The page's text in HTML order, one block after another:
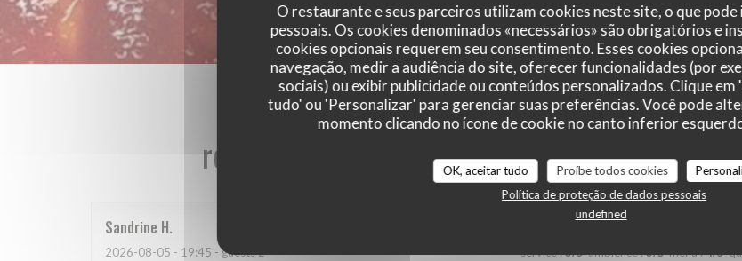
O restaurante e seus parceiros utilizam cookies neste site, o que
pessoais. Os cookies denominados «necessários» são obrigatórios e
cookies opcionais requerem seu consentimento. Esses cookies
navegação, medir a audiência do site, oferecer funcionalidades (por
sociais) ou exibir publicidade ou conteúdos personalizados. Clique
tudo' ou 'Personalizar' para gerenciar suas preferências. Você pode
momento clicando no ícone de cookie no canto inferior
OK, aceitar tudo Proíbe todos cookies
Política de proteção de dados pessoais
undefined
reviews_from_our_clients_following_booking
Sandrine H
2026-08-05 - 19:45 - guests 2 service:3/5 ambience:3/5 menu:4/5